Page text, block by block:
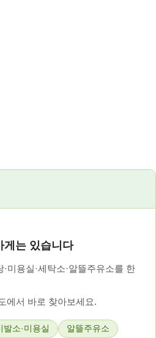
게는 있습니다
미용실·세탁소·알뜰주유소를 한
에서 바로 찾아보세요.
발소·미용실 알뜰주유소